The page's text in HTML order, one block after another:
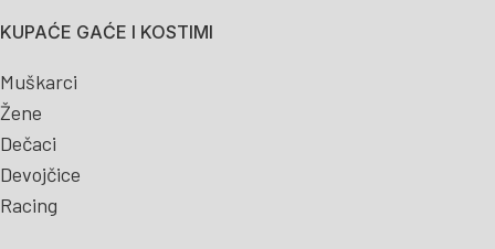
KUPAĆE GAĆE I KOSTIMI
Muškarci
Žene
Dečaci
Devojčice
Racing